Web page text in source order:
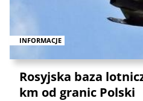
INFORMACJE
Rosyjska baza
km od granic Polski